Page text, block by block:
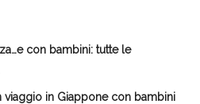
nuova
con bambini: tutte le
viaggio in Giappone con bambini